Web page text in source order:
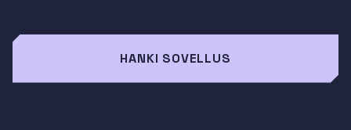
HANKI SOVELLUS